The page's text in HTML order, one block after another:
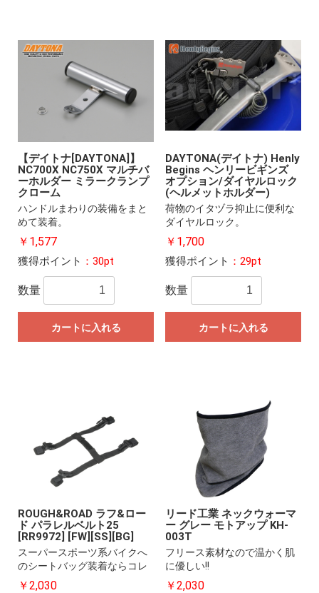
【デイトナ[DAYTONA]】
NC700X NC750X マルチバ
ーホルダー ミラークランプ
クローム
ハンドルまわりの装備をまと
めて装着。
￥1,577
獲得ポイント ：30pt
数量
カートに入れる
DAYTONA(デイトナ) Henly
Begins ヘンリービギンズ
オプション/ダイヤルロック
(ヘルメットホルダー)
荷物のイタヅラ抑止に便利な
ダイヤルロック。
￥1,700
獲得ポイント ：29pt
数量
カートに入れる
ROUGH&ROAD ラフ&ロー
ド パラレルベルト25
[RR9972] [FW][SS][BG]
スーパースポーツ系バイクへ
のシートバッグ装着ならコレ
￥2,030
リード工業 ネックウォーマ
ー グレー モトアップ KH-
003T
フリース素材なので温かく肌
に優しい!!
￥2,030